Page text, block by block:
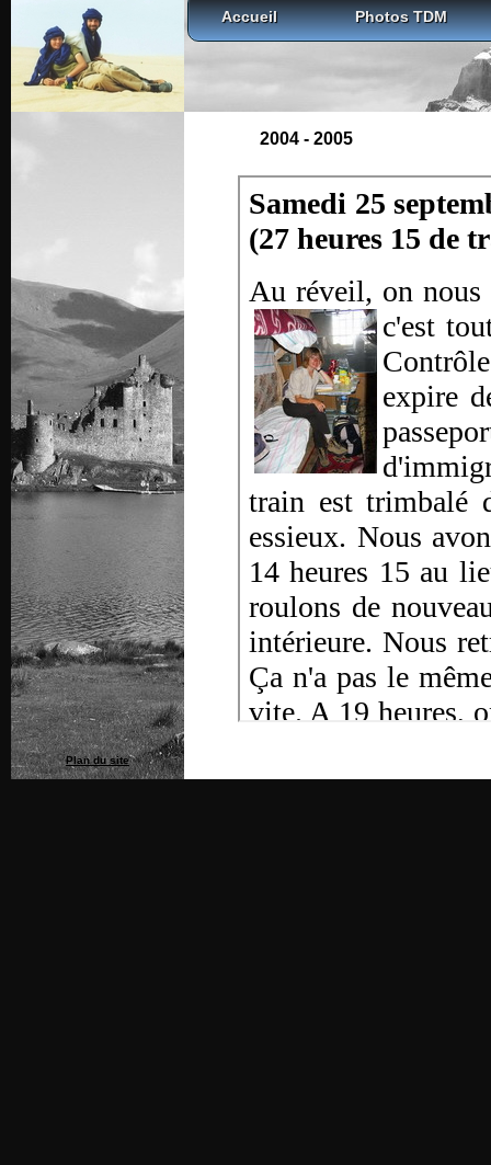
Accueil Photos TDM
2004 - 2005
Plan du site